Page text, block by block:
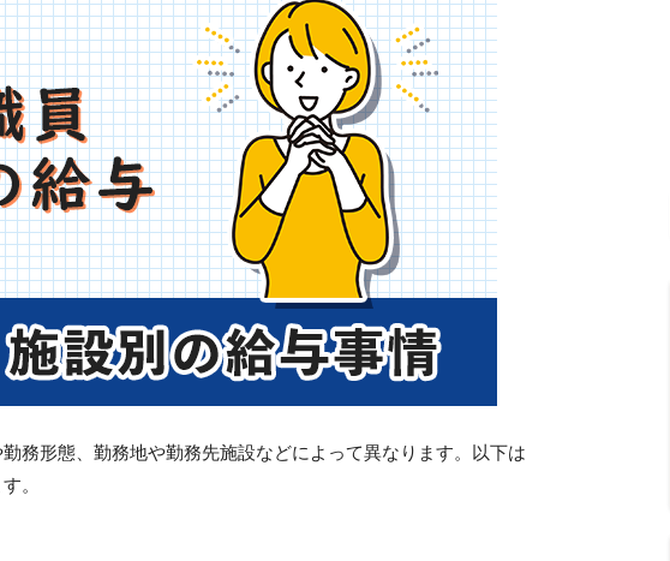
務形態、勤務地や勤務先施設などによって異なります。以下は
。